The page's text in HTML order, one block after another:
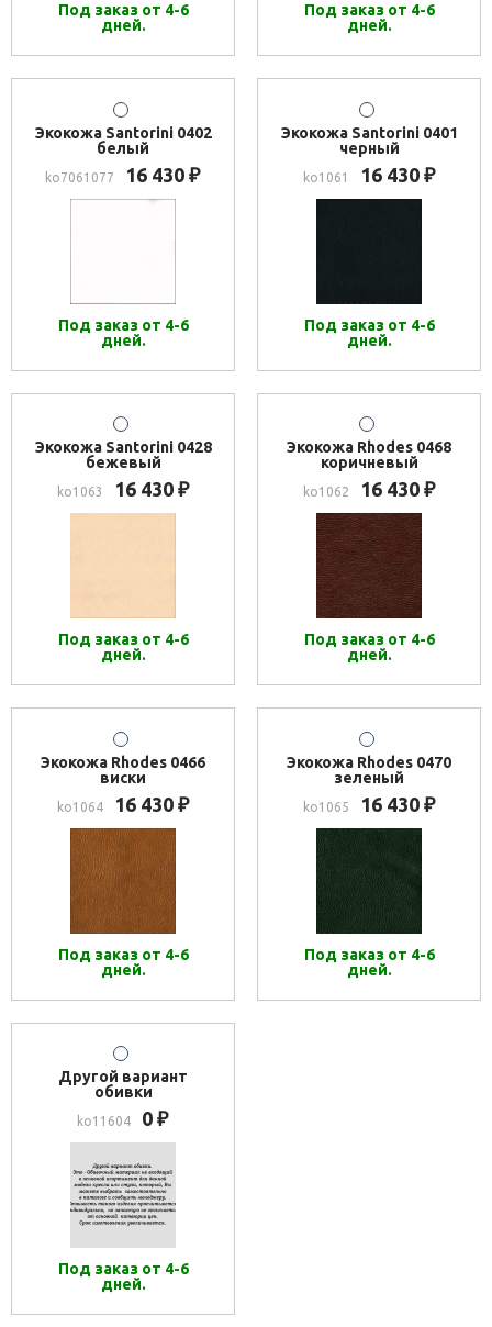
Под заказ от 4-6
дней.
Под заказ от 4-6
дней.
Экокожа Santorini 0402
белый
ko7061077 16 430 ₽
Под заказ от 4-6
дней.
Экокожа Santorini 0401
черный
ko1061 16 430 ₽
Под заказ от 4-6
дней.
Экокожа Santorini 0428
бежевый
ko1063 16 430 ₽
Под заказ от 4-6
дней.
Экокожа Rhodes 0468
коричневый
ko1062 16 430 ₽
Под заказ от 4-6
дней.
Экокожа Rhodes 0466
виски
ko1064 16 430 ₽
Под заказ от 4-6
дней.
Экокожа Rhodes 0470
зеленый
ko1065 16 430 ₽
Под заказ от 4-6
дней.
Другой вариант
обивки
ko11604 0 ₽
Под заказ от 4-6
дней.